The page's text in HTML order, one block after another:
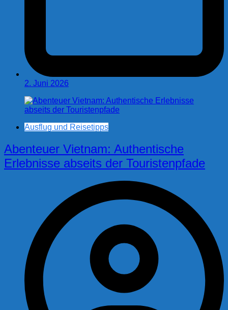
2. Juni 2026
Ausflug und Reisetipps
Abenteuer Vietnam: Authentische
Erlebnisse abseits der Touristenpfade